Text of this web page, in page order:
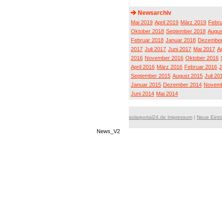
Newsarchiv
Mai 2019 April 2019 März 2019
Oktober 2018 September 2018
Februar 2018 Januar 2018
2017 Juli 2017 Juni 2017 Mai 2017
2016 November 2016 Oktober 2016
April 2016 März 2016 Februar 2016
September 2015 August 2015 Juli
Januar 2015 Dezember 2014
Juni 2014 Mai 2014
solarportal24.de Impressum | Neue
News_V2